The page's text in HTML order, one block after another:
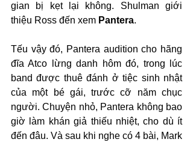
gian bị kẹt lại không. Shulman giới
thiệu Ross đến xem Pantera.
Tếu vậy đó, Pantera audition cho hãng
đĩa Atco lừng danh hôm đó, trong lúc
band được thuê đánh ở tiệc sinh nhật
của một bé gái, trước cỡ năm chục
người. Chuyện nhỏ, Pantera không bao
giờ làm khán giả thiếu nhiệt, cho dù ít
đến đâu. Và sau khi nghe có 4 bài, Mark